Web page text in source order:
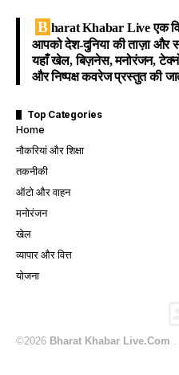
B harat Khabar Liveएक
आपको देश-दुनिया की ताज़ा और
यहाँ खेल, बिज़नेस, मनोरंजन,
और निष्पक्ष कवरेज प्रस्तुत की
Top Categories
Home
नौकरियां और शिक्षा
तकनीकी
ऑटो और वाहन
मनोरंजन
खेल
व्यापार और वित्त
योजना
©2026 Bharat Khabar Live.Com